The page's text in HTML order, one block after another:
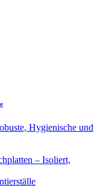
Hygienische und
– Isoliert,